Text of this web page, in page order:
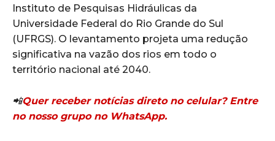
Instituto de Pesquisas Hidráulicas da
Universidade Federal do Rio Grande do Sul
(UFRGS). O levantamento projeta uma redução
significativa na vazão dos rios em todo o
território nacional até 2040.
📲Quer receber notícias direto no celular? Entre
no nosso grupo no WhatsApp.